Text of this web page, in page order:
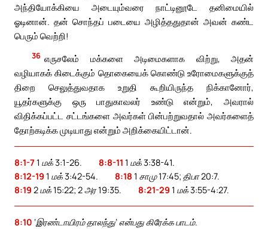
அந்தியோக்கியை அடையும்வரை நாட்டினூடே தனிமையில்
ஓடினான். தன் சொந்தப் படையை அழித்ததுதான் அவன் கண்ட
பெரும் வெற்றி!
36 எருசலேம் மக்களை அடிமைகளாக விற்று, அதன்
வழியாகக் கிடைக்கும் தொகையைக் கொண்டு உரோமைகளுக்குத்
திறை செலுத்துவதாக உறுதி கூறியிருந்த நிக்கானோர்,
யூதர்களுக்கு ஒரு பாதுகாவலர் உண்டு என்றும், அவரால்
விதிக்கப்பட்ட சட்டங்களை அவர்கள் பின்பற்றுவதால் அவர்களைத்
தோற்கடிக்க முடியாது என்றும் அறிக்கையிட்டான்.
8:1-7 1 மக் 3:1-26. 8:8-11 1 மக் 3:38-41.
8:12-19 1 மக் 3:42-54. 8:18 1 சாமு 17:45; திபா 20:7.
8:19 2 மக் 15:22; 2 அர 19:35. 8:21-29 1 மக் 3:55-4:27.
8:10 ‘இரண்டாயிரம் தாலந்து’ என்பது கிரேக்க பாடம்.